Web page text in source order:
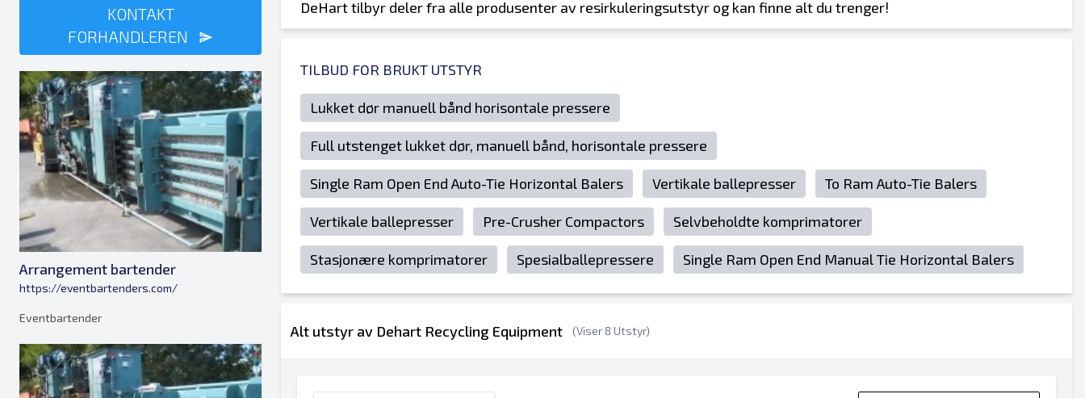
KONTAKT
FORHANDLEREN
Arrangement bartender
https://eventbartenders.com/
Eventbartender
DeHart tilbyr deler fra alle produsenter av resirkuleringsutstyr og kan finne alt du trenger!
TILBUD FOR BRUKT UTSTYR
Lukket dør manuell bånd horisontale pressere
Full utstenget lukket dør, manuell bånd, horisontale pressere
Single Ram Open End Auto-Tie Horizontal Balers Vertikale ballepresser To Ram Auto-Tie Balers
Vertikale ballepresser Pre-Crusher Compactors Selvbeholdte komprimatorer
Stasjonære komprimatorer Spesialballepressere Single Ram Open End Manual Tie Horizontal Balers
Alt utstyr av Dehart Recycling Equipment (Viser 8 Utstyr)